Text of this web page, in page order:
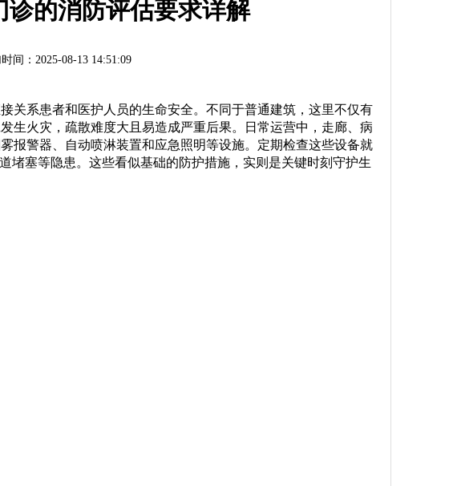
诊的消防评估要求详解
间：2025-08-13 14:51:09
关系患者和医护人员的生命安全。不同于普通建筑，这里不仅有
生火灾，疏散难度大且易造成严重后果。日常运营中，走廊、病
报警器、自动喷淋装置和应急照明等设施。定期检查这些设备就
堵塞等隐患。这些看似基础的防护措施，实则是关键时刻守护生